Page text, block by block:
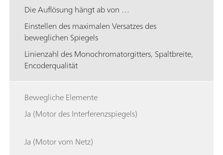
Die Auflösung hängt ab von …
Einstellen des maximalen Versatzes des
beweglichen Spiegels
Linienzahl des Monochromatorgitters, Spaltbreite,
Encoderqualität
Bewegliche Elemente
Ja (Motor des Interferenzspiegels)
Ja (Motor vom Netz)